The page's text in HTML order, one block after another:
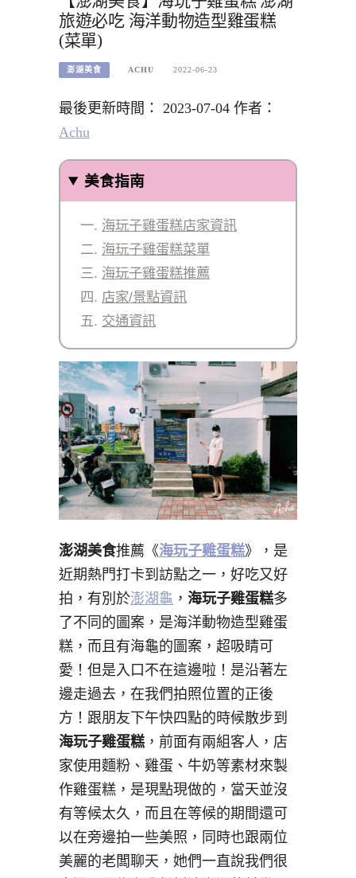
旅遊必吃 海洋動物造型雞蛋糕
(菜單)
澎湖美食 ACHU 2022-06-23
最後更新時間： 2023-07-04 作者：
Achu
美食指南
海玩子雞蛋糕店家資訊
海玩子雞蛋糕菜單
海玩子雞蛋糕推薦
店家/景點資訊
交通資訊
澎湖美食推薦《海玩子雞蛋糕》，是
近期熱門打卡到訪點之一，好吃又好
拍，有別於澎湖龜 ， 海玩子雞蛋糕多
了不同的圖案，是海洋動物造型雞蛋
糕，而且有海龜的圖案，超吸睛可
愛！但是入口不在這邊啦！是沿著左
邊走過去，在我們拍照位置的正後
方！跟朋友下午快四點的時候散步到
海玩子雞蛋糕 ，前面有兩組客人，店
家使用麵粉、雞蛋、牛奶等素材來製
作雞蛋糕，是現點現做的，當天並沒
有等候太久，而且在等候的期間還可
以在旁邊拍一些美照，同時也跟兩位
美麗的老闆聊天，她們一直說我們很